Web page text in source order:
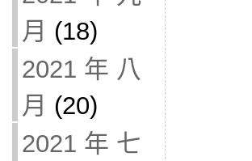
月 (18)
2021 年 八
月 (20)
2021 年 七